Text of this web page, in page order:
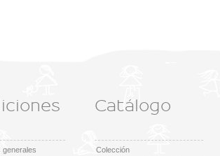
generales
Catálogo
Colección